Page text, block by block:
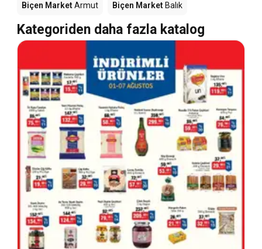
Biçen MarketArmut Biçen Market Balık
Kategoriden daha fazla katalog